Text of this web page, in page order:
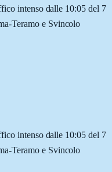
intenso dalle 10:05 del 7
Teramo e Svincolo
intenso dalle 10:05 del 7
Teramo e Svincolo